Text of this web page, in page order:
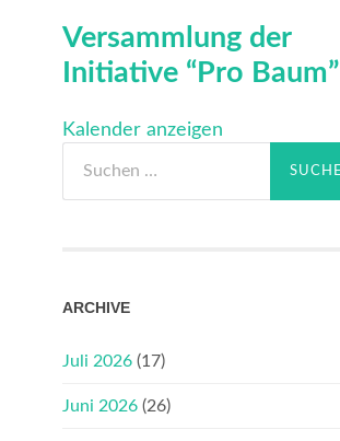
Versammlung der
Initiative “Pro Baum”
Kalender anzeigen
nach:
ARCHIVE
Juli 2026 (17)
Juni 2026 (26)